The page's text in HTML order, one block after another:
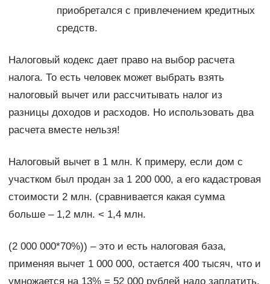
приобретался с привлечением кредитных
средств.
Налоговый кодекс дает право на выбор расчета
налога. То есть человек может выбрать взять
налоговый вычет или рассчитывать налог из
разницы доходов и расходов. Но использовать два
расчета вместе нельзя!
Налоговый вычет в 1 млн. К примеру, если дом с
участком был продан за 1 200 000, а его кадастровая
стоимости 2 млн. (сравнивается какая сумма
больше – 1,2 млн. < 1,4 млн.
(2 000 000*70%)) – это и есть налоговая база,
применяя вычет 1 000 000, остается 400 тысяч, что и
умножается на 13% = 52 000 рублей надо заплатить.